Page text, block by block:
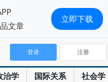
治学 国际关系 社会学
登录 注册
文章
立即下载